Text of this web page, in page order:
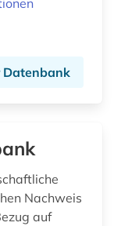
Datenbank
Nachweis